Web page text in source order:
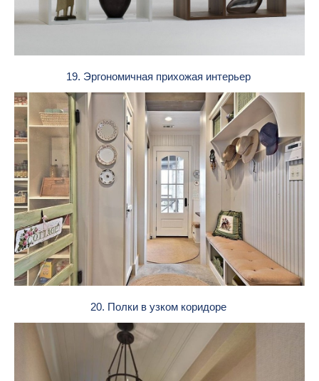
19. Эргономичная прихожая интерьер
20. Полки в узком коридоре